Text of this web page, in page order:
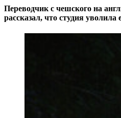
Переводчик с чешского на
рассказал, что студия